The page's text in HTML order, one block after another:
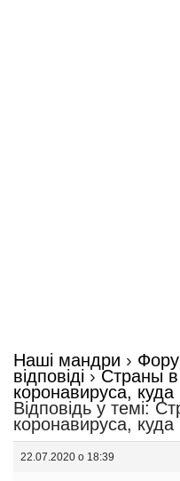
Наші мандри ›
відповіді › Страны в
коронавируса,
Відповідь у темі:
коронавируса,
22.07.2020 о 18:39